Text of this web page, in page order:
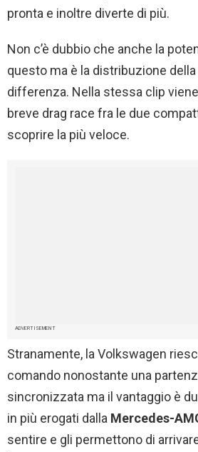
pronta e inoltre diverte di più.
Non c’è dubbio che anche la
questo ma è la distribuzione
differenza. Nella stessa clip
breve drag race fra le due
scoprire la più veloce.
ADVERTISEMENT
Stranamente, la Volkswagen
comando nonostante una
sincronizzata ma il vantaggio è
in più erogati dalla Mercedes-
sentire e gli permettono di